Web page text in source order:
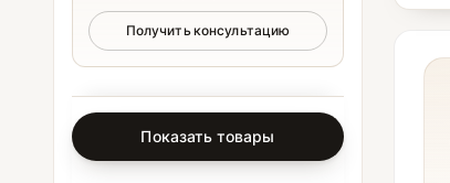
Получить консультацию
Показать товары